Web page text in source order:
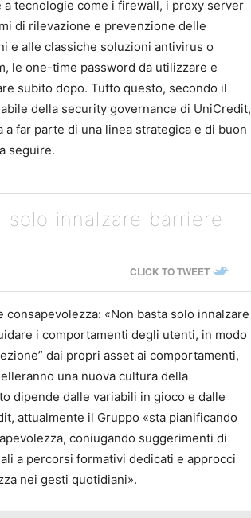
a tecnologie come i firewall, i proxy server
di rilevazione e prevenzione delle
e alle classiche soluzioni antivirus o
le one-time password da utilizzare e
subito dopo. Tutto questo, secondo il
della security governance di UniCredit,
a far parte di una linea strategica e di buon
seguire.
innalzare barriere
CLICK TO TWEET
«Non basta solo innalzare
i comportamenti degli utenti, in modo
dai propri asset ai comportamenti,
una nuova cultura della
dipende dalle variabili in gioco e dalle
attualmente il Gruppo «sta pianificando
coniugando suggerimenti di
a percorsi formativi dedicati e approcci
nei gesti quotidiani».